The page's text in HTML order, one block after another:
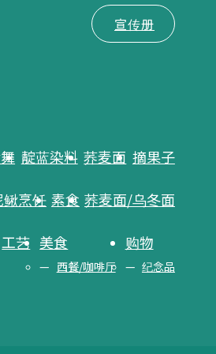
宣传册
靛蓝染料 荞麦面 摘果子
鳅烹饪 素食 荞麦面/乌冬面
工艺 美食
西餐/咖啡厅
购物
纪念品